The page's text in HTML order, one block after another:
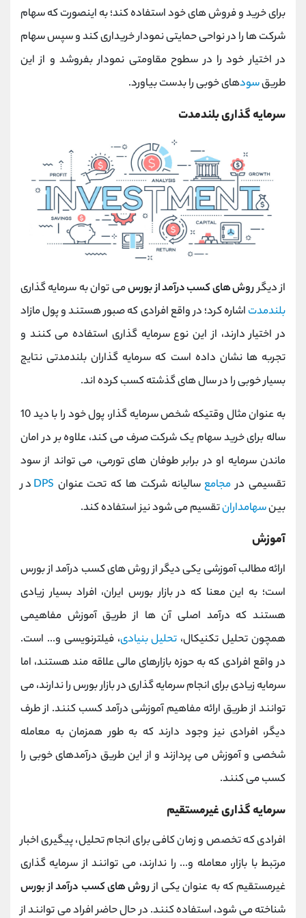
برای خرید و فروش های خود استفاده کند؛ به اینصورت که سهام
شرکت ها را در نواحی حمایتی نمودار خریداری کند و سپس سهام
در اختیار خود را در سطوح مقاومتی نمودار بفروشد و از این
طریقسودهای خوبی را بدست بیاورد.
سرمایه گذاری بلندمدت
از دیگرروش های کسب درآمد از بورسمی توان به سرمایه گذاری
بلندمدت اشاره کرد؛ در واقع افرادی که صبور هستند و پول مازاد
در اختیار دارند، از این نوع سرمایه گذاری استفاده می کنند و
تجربه ها نشان داده است که سرمایه گذاران بلندمدتی نتایج
بسیار خوبی را در سال های گذشته کسب کرده اند.
به عنوان مثال وقتیکه شخص سرمایه گذار، پول خود را با دید 10
ساله برای خرید سهام یک شرکت صرف می کند، علاوه بر در امان
ماندن سرمایه او در برابر طوفان های تورمی، می تواند از سود
تقسیمی درمجامعسالیانه شرکت ها که تحت عنوان DPS در
بینسهامدارانتقسیم می شود نیز استفاده کند.
آموزش
ارائه مطالب آموزشی یکی دیگر از روش های کسب درآمد از بورس
است؛ به این معنا که در بازار بورس ایران، افراد بسیار زیادی
هستند که درآمد اصلی آن ها از طریق آموزش مفاهیمی
همچون تحلیل تکنیکال، تحلیل بنیادی، فیلترنویسی و... است.
در واقع افرادی که به حوزه بازارهای مالی علاقه مند هستند، اما
سرمایه زیادی برای انجام سرمایه گذاری در بازار بورس را ندارند، می
توانند از طریق ارائه مفاهیم آموزشی درآمد کسب کنند. از طرف
دیگر، افرادی نیز وجود دارند که به طور همزمان به معامله
شخصی و آموزش می پردازند و از این طریق درآمدهای خوبی را
کسب می کنند.
سرمایه گذاری غیرمستقیم
افرادی که تخصص و زمان کافی برای انجام تحلیل، پیگیری اخبار
مرتبط با بازار، معامله و... را ندارند، می توانند از سرمایه گذاری
غیرمستقیم که به عنوان یکی ازروش های کسب درآمد از بورس
شناخته می شود، استفاده کنند. در حال حاضر افراد می توانند از